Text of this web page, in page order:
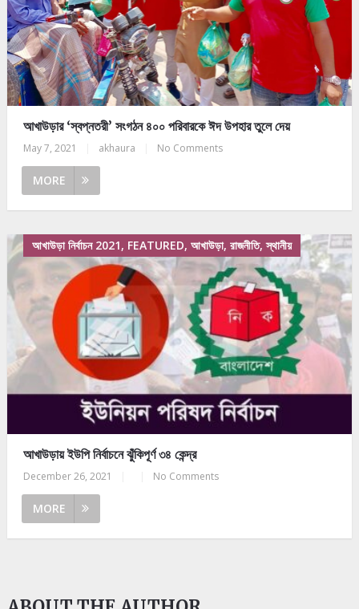
আখাউড়ার ‘স্বপ্নতরী’ সংগঠন ৪০০ পরিবারকে ঈদ উপহার তুলে দেয়
May 7, 2021 akhaura No Comments
MORE
আখাউড়া নির্বাচন 2021, FEATURED, আখাউড়া, রাজনীতি, স্থানীয়
আখাউড়ায় ইউপি নির্বাচনে ঝুঁকিপূর্ণ ৩৪ কেন্দ্র
December 26, 2021 No Comments
MORE